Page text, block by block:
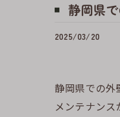
静岡県
2025/03/20
静岡県での外
メンテナン